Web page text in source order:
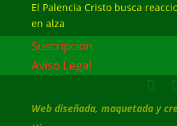
El Palencia Cristo busca
en alza
Suscripcion
Aviso Legal
Web diseñada, maquetada y